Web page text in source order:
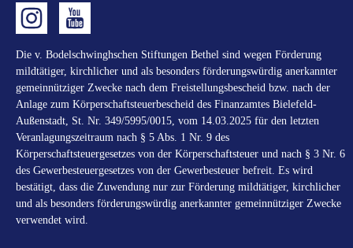
Die v. Bodelschwinghschen Stiftungen Bethel sind wegen Förderung
mildtätiger, kirchlicher und als besonders förderungswürdig anerkannter
gemeinnütziger Zwecke nach dem Freistellungsbescheid bzw. nach der
Anlage zum Körperschaftsteuerbescheid des Finanzamtes Bielefeld-
Außenstadt, St. Nr. 349/5995/0015, vom 14.03.2025 für den letzten
Veranlagungszeitraum nach § 5 Abs. 1 Nr. 9 des
Körperschaftsteuergesetzes von der Körperschaftsteuer und nach § 3 Nr. 6
des Gewerbesteuergesetzes von der Gewerbesteuer befreit. Es wird
bestätigt, dass die Zuwendung nur zur Förderung mildtätiger, kirchlicher
und als besonders förderungswürdig anerkannter gemeinnütziger Zwecke
verwendet wird.